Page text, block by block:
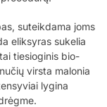
suteikdama joms
eliksyras sukelia
tiesioginis bio-
virsta malonia
lygina